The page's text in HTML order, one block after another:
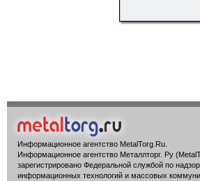
Информационное агентство MetalTorg.Ru
Информационное агентство Металлторг. Ру
зарегистрировано Федеральной службой по
информационных технологий и массовых